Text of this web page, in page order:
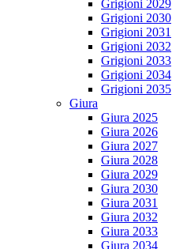
Grigioni 2029
Grigioni 2030
Grigioni 2031
Grigioni 2032
Grigioni 2033
Grigioni 2034
Grigioni 2035
Giura
Giura 2025
Giura 2026
Giura 2027
Giura 2028
Giura 2029
Giura 2030
Giura 2031
Giura 2032
Giura 2033
Giura 2034